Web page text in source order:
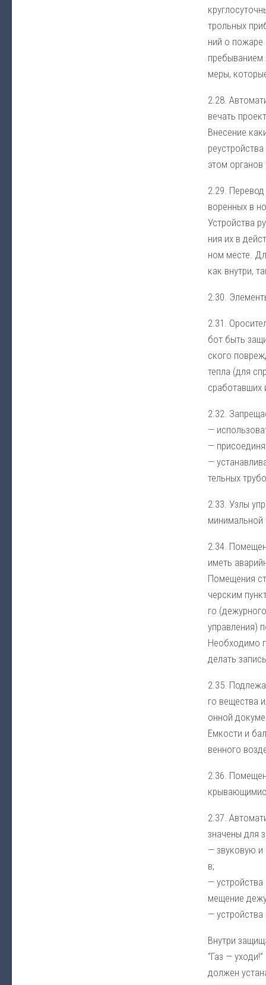
троль­ных
ний о по­жа­ре
пре­бы­ва­ни­ем
ме­ры,
2.28.
ве­чать
Вне­се­ние
этом
2.29.
во­рен­ных в
Уст­рой­ст­ва
ния их в
ном мес­те.
как внут­ри,
2.30.
2.31.
бот быть
ско­го
те­п­ла (для
сра­бо­тав­ших
2.32.
—
—
—
тельных
2.33. Уз­лы
ми­ни­маль­ной
2.34.
иметь
По­ме­ще­ния
чер­ским
го
управ­ле­ния)
Не­об­хо­ди­мо
де­лать
2.35.
го ве­ще­ст­ва
он­ной
Ем­ко­сти и
вен­но­го
2.36.
2.37.
зна­че­ны для
— зву­ко­вую и
в;
—
ме­ще­ние
—
Внут­ри
“Газ —
дол­жен